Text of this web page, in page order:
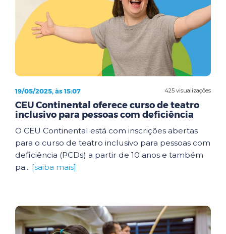
425 visualizações
19/05/2025, às 15:07
CEU Continental oferece curso de teatro
inclusivo para pessoas com deficiência
O CEU Continental está com inscrições abertas
para o curso de teatro inclusivo para pessoas com
deficiência (PCDs) a partir de 10 anos e também
pa... [saiba mais]